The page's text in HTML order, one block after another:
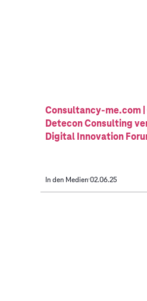
Consultancy-me.com |
Detecon Consulting
Digital Innovation
In den Medien 02.06.25